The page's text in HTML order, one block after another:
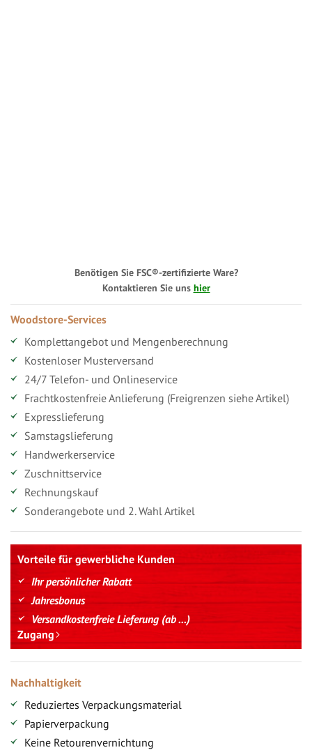
Benötigen Sie FSC®-zertifizierte Ware?
Kontaktieren Sie uns hier
Woodstore-Services
Komplettangebot und Mengenberechnung
Kostenloser Musterversand
24/7 Telefon- und Onlineservice
Frachtkostenfreie Anlieferung (Freigrenzen siehe Artikel)
Expresslieferung
Samstagslieferung
Handwerkerservice
Zuschnittservice
Rechnungskauf
Sonderangebote und 2. Wahl Artikel
Vorteile für gewerbliche Kunden
Ihr persönlicher Rabatt
Jahresbonus
Versandkostenfreie Lieferung (ab ...)
Zugang
Nachhaltigkeit
Reduziertes Verpackungsmaterial
Papierverpackung
Keine Retourenvernichtung